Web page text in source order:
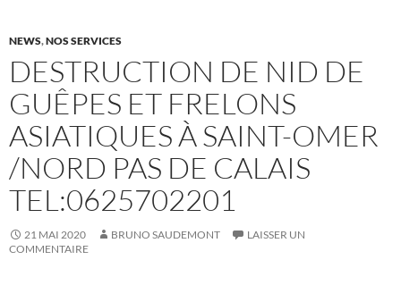
NEWS,NOS SERVICES
DESTRUCTION DE NID DE
GUÊPES ET FRELONS
ASIATIQUES À SAINT-OMER
/NORD PAS DE CALAIS
TEL:0625702201
21 MAI 2020 BRUNO SAUDEMONT
LAISSER UN
COMMENTAIRE